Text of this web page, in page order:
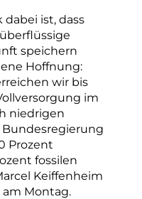
ist, dass
speichern
Hoffnung:
wir bis
im
niedrigen
Bundesregierung
Prozent
fossilen
Keiffenheim
Montag.